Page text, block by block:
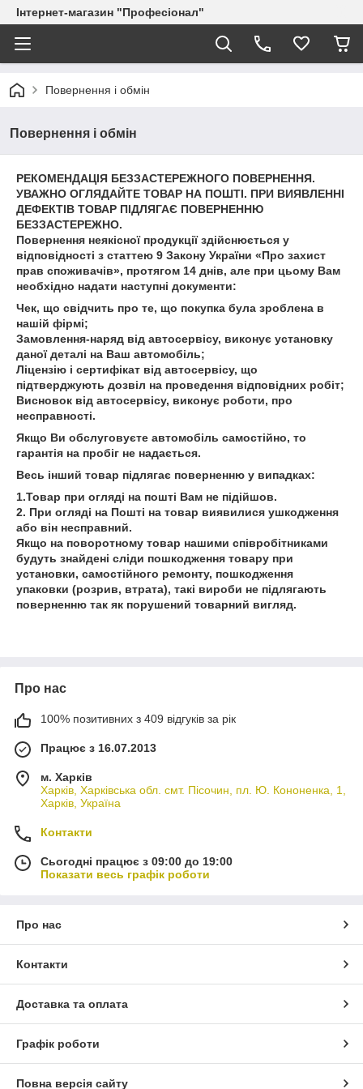
Інтернет-магазин "Професіонал"
Повернення і обмін
Повернення і обмін
РЕКОМЕНДАЦІЯ БЕЗЗАСТЕРЕЖНОГО ПОВЕРНЕННЯ.
УВАЖНО ОГЛЯДАЙТЕ ТОВАР НА ПОШТІ. ПРИ ВИЯВЛЕННІ
ДЕФЕКТІВ ТОВАР ПІДЛЯГАЄ ПОВЕРНЕННЮ
БЕЗЗАСТЕРЕЖНО.
Повернення неякісної продукції здійснюється у
відповідності з статтею 9 Закону України «Про захист
прав споживачів», протягом 14 днів, але при цьому Вам
необхідно надати наступні документи:
Чек, що свідчить про те, що покупка була зроблена в
нашій фірмі;
Замовлення-наряд від автосервісу, виконує установку
даної деталі на Ваш автомобіль;
Ліцензію і сертифікат від автосервісу, що
підтверджують дозвіл на проведення відповідних робіт;
Висновок від автосервісу, виконує роботи, про
несправності.
Якщо Ви обслуговуєте автомобіль самостійно, то
гарантія на пробіг не надається.
Весь інший товар підлягає поверненню у випадках:
1.Товар при огляді на пошті Вам не підійшов.
2. При огляді на Пошті на товар виявилися ушкодження
або він несправний.
Якщо на поворотному товар нашими співробітниками
будуть знайдені сліди пошкодження товару при
установки, самостійного ремонту, пошкодження
упаковки (розрив, втрата), такі вироби не підлягають
поверненню так як порушений товарний вигляд.
Про нас
100% позитивних з 409 відгуків за рік
Працює з 16.07.2013
м. Харків
Харків, Харківська обл. смт. Пісочин, пл. Ю. Кононенка, 1,
Харків, Україна
Контакти
Сьогодні працює з 09:00 до 19:00
Показати весь графік роботи
Про нас
Контакти
Доставка та оплата
Графік роботи
Повна версія сайту